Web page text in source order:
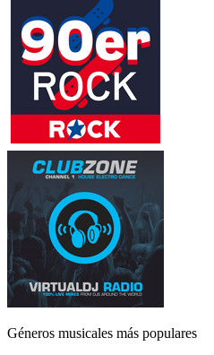
Géneros musicales más populares